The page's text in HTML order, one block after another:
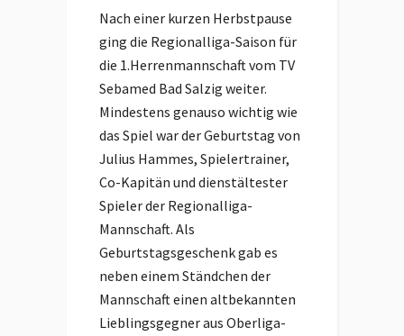
Nach einer kurzen Herbstpause
ging die Regionalliga-Saison für
die 1.Herrenmannschaft vom TV
Sebamed Bad Salzig weiter.
Mindestens genauso wichtig wie
das Spiel war der Geburtstag von
Julius Hammes, Spielertrainer,
Co-Kapitän und dienstältester
Spieler der Regionalliga-
Mannschaft. Als
Geburtstagsgeschenk gab es
neben einem Ständchen der
Mannschaft einen altbekannten
Lieblingsgegner aus Oberliga-